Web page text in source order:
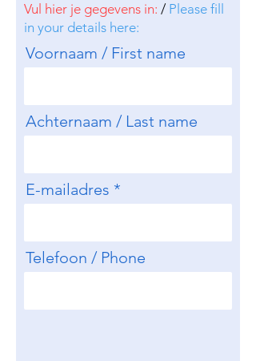
Vul hier je gegevens in: / Please fill
in your details here:
Voornaam / First name
Achternaam / Last name
E-mailadres
Telefoon / Phone